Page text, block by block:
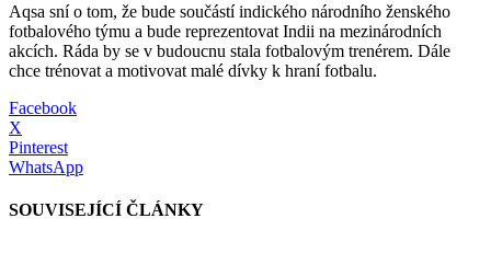
Aqsa sní o tom, že bude součástí indického národního ženského
fotbalového týmu a bude reprezentovat Indii na mezinárodních
akcích. Ráda by se v budoucnu stala fotbalovým trenérem. Dále
chce trénovat a motivovat malé dívky k hraní fotbalu.
Facebook
X
Pinterest
WhatsApp
SOUVISEJÍCÍ ČLÁNKY